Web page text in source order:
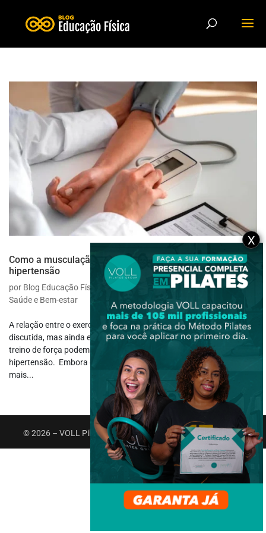
Como a musculação pode ajudar pacientes com
hipertensão
por Blog Educação Física nov 24, 2025|Aulas Grupos Especiais,
Saúde e Bem-estar
A relação entre o exercício físico e pressão arterial é amplamente
discutida, mas ainda existem dúvidas sobre como a musculação e o
treino de força podem colaborar no cuidado de pacientes com
hipertensão. Embora o exercício aeróbico seja frequentemente o
mais...
© 2026 – VOLL Pilates Group. Todos os direitos reservados.
X